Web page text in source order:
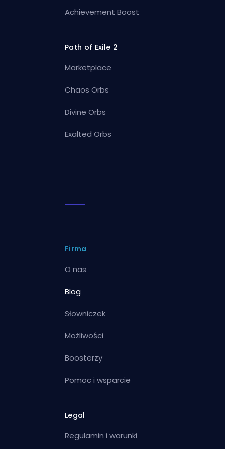
Achievement Boost
Path of Exile 2
Marketplace
Chaos Orbs
Divine Orbs
Exalted Orbs
Firma
O nas
Blog
Słowniczek
Możliwości
Boosterzy
Pomoc i wsparcie
Legal
Regulamin i warunki